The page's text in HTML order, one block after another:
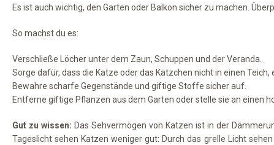
Es ist auch wichtig, den Garten oder Balkon sicher zu machen.
So machst du es:
Verschließe Löcher unter dem Zaun, Schuppen und der Veranda.
Sorge dafür, dass die Katze oder das Kätzchen nicht in einen
Bewahre scharfe Gegenstände und giftige Stoffe sicher auf.
Entferne giftige Pflanzen aus dem Garten oder stelle sie an einen
Gut zu wissen: Das Sehvermögen von Katzen ist in der
Tageslicht sehen Katzen weniger gut: Durch das grelle Licht